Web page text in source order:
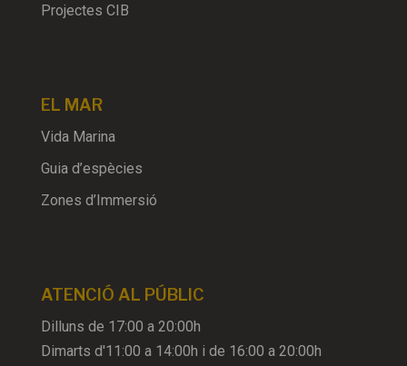
Projectes CIB
EL MAR
Vida Marina
Guia d’espècies
Zones d’Immersió
ATENCIÓ AL PÚBLIC
Dilluns de 17:00 a 20:00h
Dimarts d'11:00 a 14:00h i de 16:00 a 20:00h